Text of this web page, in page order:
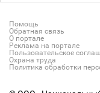
Помощь
Обратная связь
О портале
Реклама на портале
Пользовательское
Охрана труда
Политика обработки